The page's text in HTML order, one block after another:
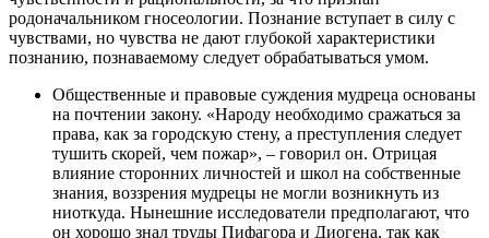
родоначальником гносеологии. Познание вступает в силу с
чувствами, но чувства не дают глубокой характеристики
познанию, познаваемому следует обрабатываться умом.
Общественные и правовые суждения мудреца основаны
на почтении закону. «Народу необходимо сражаться за
права, как за городскую стену, а преступления следует
тушить скорей, чем пожар», – говорил он. Отрицая
влияние сторонних личностей и школ на собственные
знания, воззрения мудрецы не могли возникнуть из
ниоткуда. Нынешние исследователи предполагают, что
он хорошо знал труды Пифагора и Диогена, так как